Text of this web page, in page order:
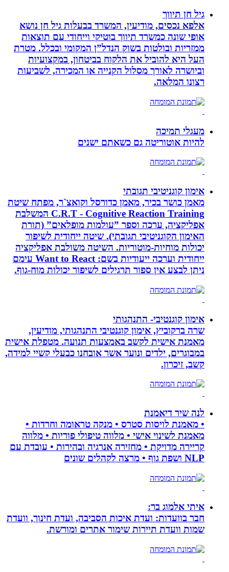
גיל חן תיווך
אלפא נכסים, מודיעין, המשרד בבעלות גיל חן נושא
אופי שונה כמשרד תיווך בוטיקי וייחודי עם תוצאות
ממזריות ובולטות בשוק הנדל”ן המקומי ובכלל. מטרת
העל היא להוביל את הלקוח בביטחון, במקצועיות
וביושרה לאורך מסלול הקנייה או המכירה, לשביעות
רצונו המלאה.
מעגלי תמיכה
להיות אוטוריטה גם כשאתם ישנים
אימון קוגניטיבי תגובתי
מאמן כושר בכיר, מאמן כדורסל וקואצ`ר, מפתח שיטת
C.R.T - Cognitive Reaction Training המשלבת
אפליקציה, ערכה וספר ”עולמות מופלאים” (תורת
האימון הקוגניטיבי תגובתי). שיטה ייחודית לשיפור
יכולות מוחיות-מוטוריות. השיטה משולבת אפליקציה
ייחודית וערכה ייעודיות בשם: Want to React עימם
ניתן לבצע אין ספור תרגילים לשיפור יכולות מוח-גוף.
אימון קוגנטיבי- התנהגותי
שרה ברקוביץ, אימון קוגנטיבי התנהגותי, מודיעין,
מאמנת אישית לקשב באמצעות תנועה. מטפלת אישית
במבוגרים, ילדים ונוער אשר אובחנו כבעלי קשיי למידה,
קשב, זיכרון.
לנה שיר דיאמנת
• מאמנת לויסות סטרס • מנקה טראומה וחרדות •
מאמנת לשינוי אישי • מלווה טיפולי פוריות • מלווה
קריירה מדויקת • מחזירה אנרגיה ובהירות • עובדת עם
איתי אלמוג בר:
חבר בוועדות: ועדת איכות הסביבה, ועדת חינוך, וועדת
שמות וועדת תיירות שימור אתרים ומורשת.